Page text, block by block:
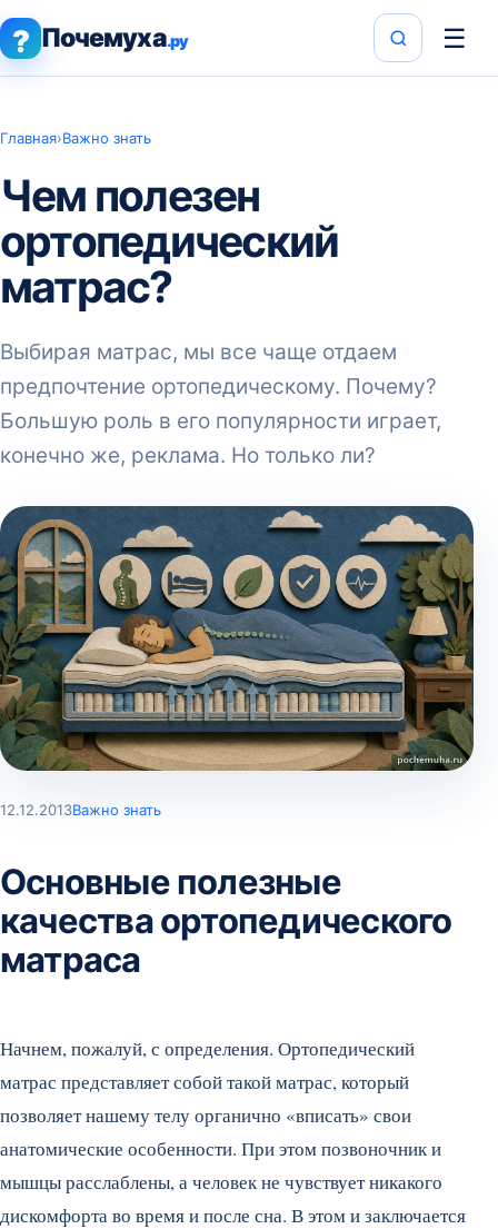
? Почемуха.ру ☰
Главная›Важно знать
Чем полезен
ортопедический
матрас?
Выбирая матрас, мы все чаще отдаем
предпочтение ортопедическому. Почему?
Большую роль в его популярности играет,
конечно же, реклама. Но только ли?
12.12.2013Важно знать
Основные полезные
качества ортопедического
матраса
Начнем, пожалуй, с определения. Ортопедический
матрас представляет собой такой матрас, который
позволяет нашему телу органично «вписать» свои
анатомические особенности. При этом позвоночник и
мышцы расслаблены, а человек не чувствует никакого
дискомфорта во время и после сна. В этом и заключается